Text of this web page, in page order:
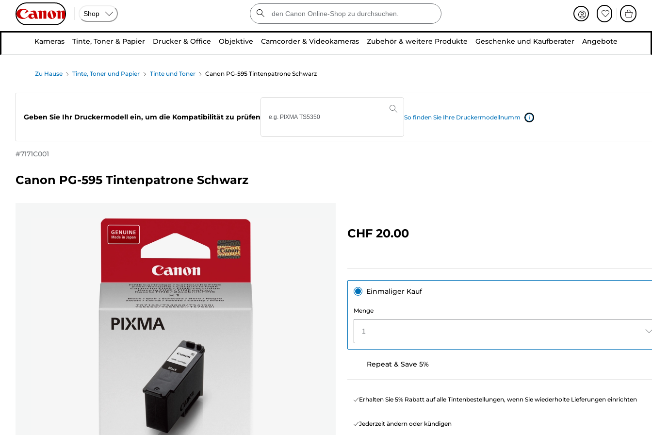
Shop
Kameras Tinte, Toner & Papier Drucker & Office Objektive Camcorder & Videokameras Zubehör & weitere Produkte Geschenke und Kaufberater Angebote
Zu Hause Tinte, Toner und Papier Tinte und Toner Canon PG-595 Tintenpatrone Schwarz
Geben Sie Ihr Druckermodell ein, um die Kompatibilität zu prüfen So finden Sie Ihre Druckermodellnumm
#7171C001
Canon PG-595 Tintenpatrone Schwarz
CHF 20.00
Einmaliger Kauf
Menge
1
Repeat & Save 5%
Erhalten Sie 5% Rabatt auf alle Tintenbestellungen, wenn Sie wiederholte Lieferungen einrichten
Jederzeit ändern oder kündigen